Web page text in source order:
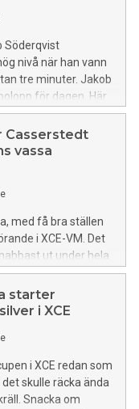
Söderqvist
nivå när han vann
tre minuter. Jakob
för dagen. Här
54 kilometer i
guld i tempo.
Casserstedt
vassa
med få bra ställen
i XCE-VM. Det
ut under hela
med sitt
hem VM-silver.
starter
i XCE
i XCE redan som
skulle räcka ända
Snacka om